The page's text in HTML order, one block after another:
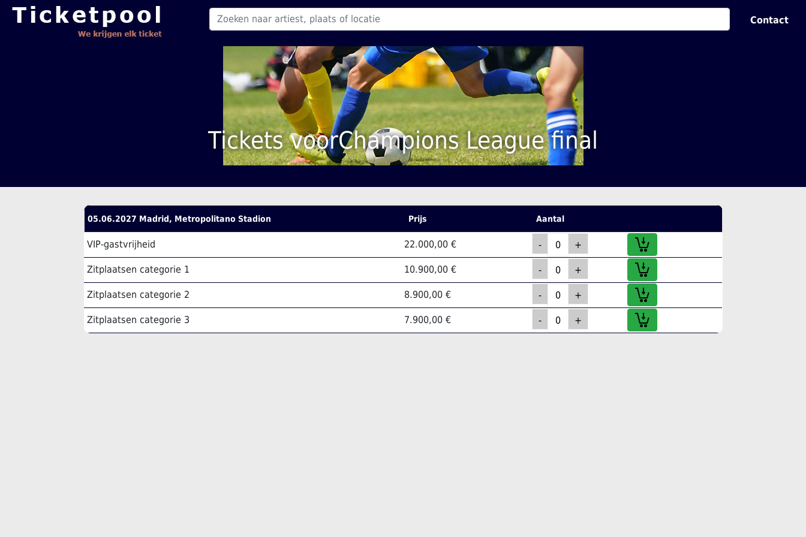
Contact
Tickets voorChampions League final
05.06.2027 Madrid, Metropolitano Stadion Prijs Aantal
VIP-gastvrijheid 22.000,00 €
Zitplaatsen categorie 1 10.900,00 €
Zitplaatsen categorie 2 8.900,00 €
Zitplaatsen categorie 3 7.900,00 €